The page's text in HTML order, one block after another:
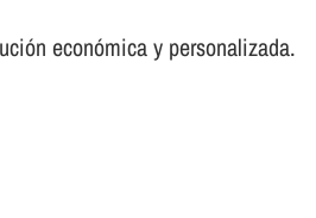
económica y personalizada.